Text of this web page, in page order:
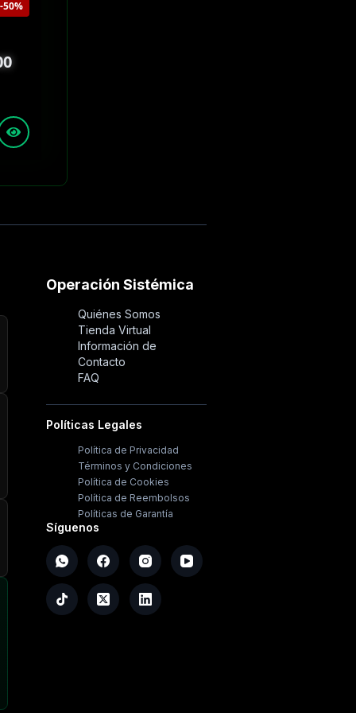
-50%
Operación Sistémica
Quiénes Somos
Tienda Virtual
Información de
Contacto
FAQ
Políticas Legales
Política de Privacidad
Términos y Condiciones
Política de Cookies
Política de Reembolsos
Políticas de Garantía
Síguenos